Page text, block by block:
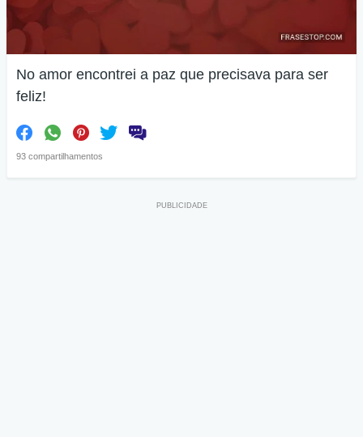
No amor encontrei a paz que precisava para ser
feliz!
93 compartilhamentos